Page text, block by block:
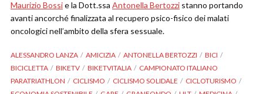
Maurizio Bossie la Dott.ssa Antonella Bertozzi stanno portando
avanti ancorché finalizzata al recupero psico-fisico dei malati
oncologici nell’ambito della sfera sessuale.
ALESSANDRO LANZA AMICIZIA ANTONELLA BERTOZZI
BICI
BICICLETTA
BIKETV BIKETVITALIA
CAMPIONATO ITALIANO
PARATRIATHLON
CICLISMO CICLISMO SOLIDALE
CICLOTURISMO